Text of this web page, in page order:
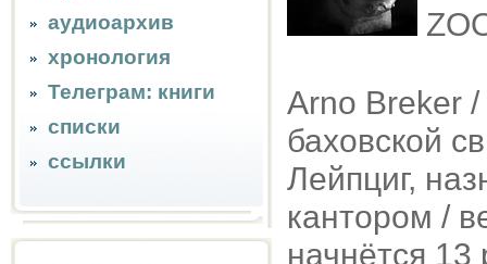
аудиоархив
хронология
Телеграм: книги
списки
ссылки
Arno Breker
баховской
Лейпциг,
кантором /
начнётся